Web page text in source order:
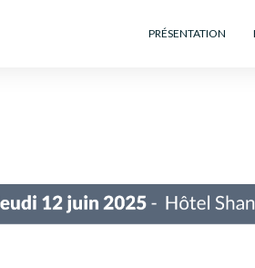
PRÉSENTATION